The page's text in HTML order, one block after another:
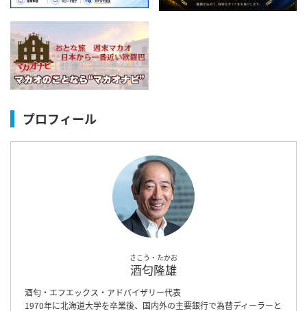
プロフィール
さこう・たかお
酒匂隆雄
酒匂・エフエックス・アドバイザリー代表
1970年に北海道大学を卒業後、国内外の主要銀行で為替ディーラーと